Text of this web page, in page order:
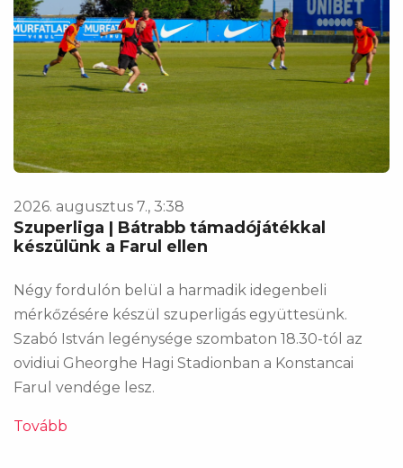
2026. augusztus 7., 3:38
Szuperliga | Bátrabb támadójátékkal
készülünk a Farul ellen
Négy fordulón belül a harmadik idegenbeli
mérkőzésére készül szuperligás együttesünk.
Szabó István legénysége szombaton 18.30-tól az
ovidiui Gheorghe Hagi Stadionban a Konstancai
Farul vendége lesz.
Tovább